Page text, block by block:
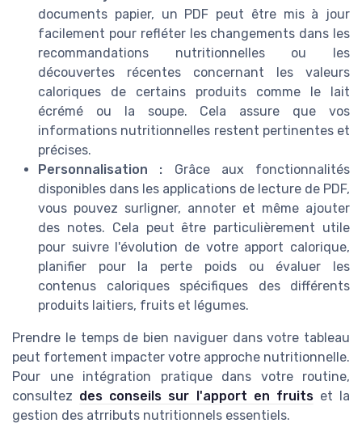
documents papier, un PDF peut être mis à jour
facilement pour refléter les changements dans les
recommandations nutritionnelles ou les
découvertes récentes concernant les valeurs
caloriques de certains produits comme le lait
écrémé ou la soupe. Cela assure que vos
informations nutritionnelles restent pertinentes et
précises.
Personnalisation : Grâce aux fonctionnalités
disponibles dans les applications de lecture de PDF,
vous pouvez surligner, annoter et même ajouter
des notes. Cela peut être particulièrement utile
pour suivre l'évolution de votre apport calorique,
planifier pour la perte poids ou évaluer les
contenus caloriques spécifiques des différents
produits laitiers, fruits et légumes.
Prendre le temps de bien naviguer dans votre tableau
peut fortement impacter votre approche nutritionnelle.
Pour une intégration pratique dans votre routine,
consultez des conseils sur l'apport en fruitset la
gestion des atrributs nutritionnels essentiels.